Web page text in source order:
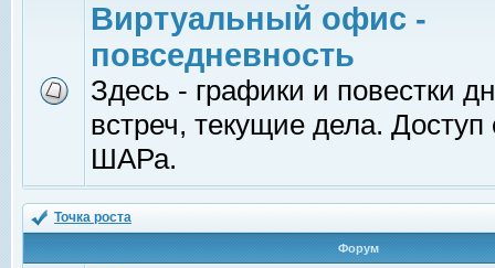
Виртуальный офис -
повседневность
Здесь - графики и повестки
встреч, текущие дела.
ШАРа.
Точка роста
Форум